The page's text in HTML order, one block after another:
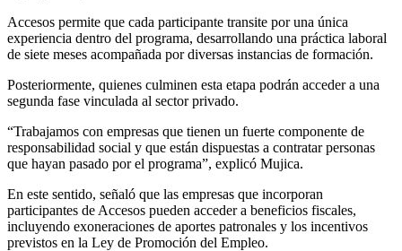
Accesos permite que cada participante transite por una única
experiencia dentro del programa, desarrollando una práctica laboral
de siete meses acompañada por diversas instancias de formación.
Posteriormente, quienes culminen esta etapa podrán acceder a una
segunda fase vinculada al sector privado.
“Trabajamos con empresas que tienen un fuerte componente de
responsabilidad social y que están dispuestas a contratar personas
que hayan pasado por el programa”, explicó Mujica.
En este sentido, señaló que las empresas que incorporan
participantes de Accesos pueden acceder a beneficios fiscales,
incluyendo exoneraciones de aportes patronales y los incentivos
previstos en la Ley de Promoción del Empleo.